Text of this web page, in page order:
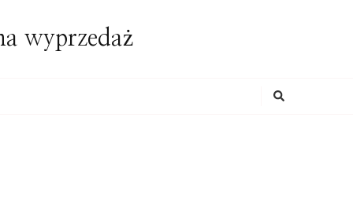
wyprzedaż